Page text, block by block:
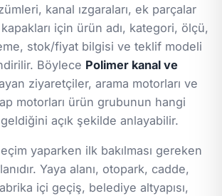
kanal ızgaraları, ek parçalar
için ürün adı, kategori, ölçü,
stok/fiyat bilgisi ve teklif modeli
Böylece Polimer kanal ve
ziyaretçiler, arama motorları ve
motorları ürün grubunun hangi
geldiğini açık şekilde anlayabilir.
yaparken ilk bakılması gereken
Yaya alanı, otopark, cadde,
içi geçiş, belediye altyapısı,